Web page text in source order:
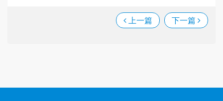
上一篇 下一篇